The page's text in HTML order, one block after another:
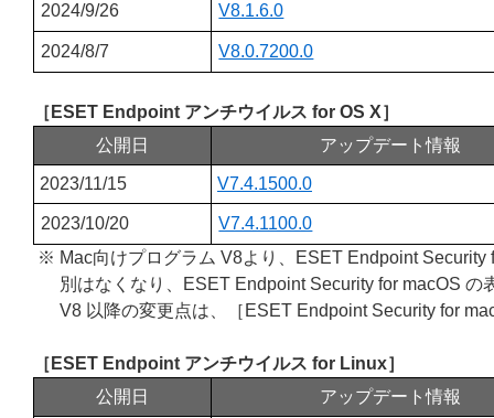
2024/9/26 V8.1.6.0
2024/8/7 V8.0.7200.0
［ESET Endpoint アンチウイルス for OS X］
公開日
アップデート情報
2023/11/15 V7.4.1500.0
2023/10/20
V7.4.1100.0
※ Mac向けプログラム V8より、ESET Endpoint
別はなくなり、ESET Endpoint Security for macOS
V8 以降の変更点は、［ESET Endpoint Security for
［ESET Endpoint アンチウイルス for Linux］
公開日
アップデート情報